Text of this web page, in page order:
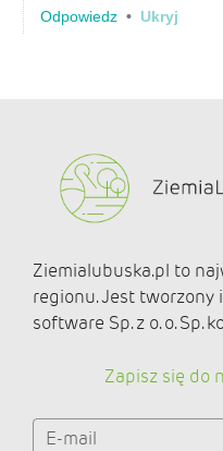
Ziemialubuska.pl to
regionu. Jest
software Sp. z o. o. Sp.
Zapisz się do
E-mail